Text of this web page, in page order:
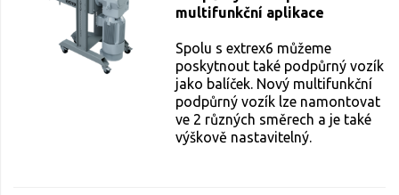
multifunkční aplikace
Spolu s extrex6 můžeme
poskytnout také podpůrný vozík
jako balíček. Nový multifunkční
podpůrný vozík lze namontovat
ve 2 různých směrech a je také
výškově nastavitelný.